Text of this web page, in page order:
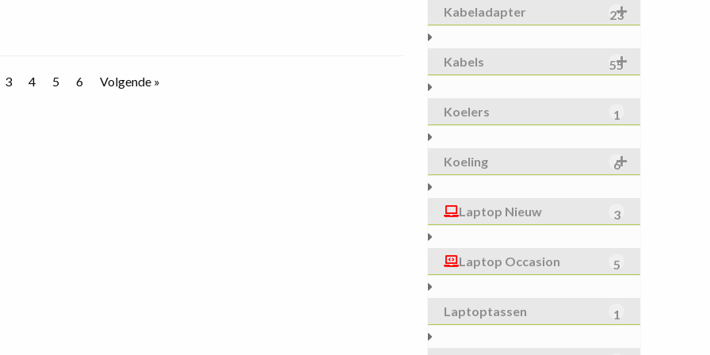
3 4 5 6 Volgende »
Kabeladapter 23
Kabels 55
Koelers 1
Koeling 6
Laptop Nieuw 3
Laptop Occasion 5
Laptoptassen 1